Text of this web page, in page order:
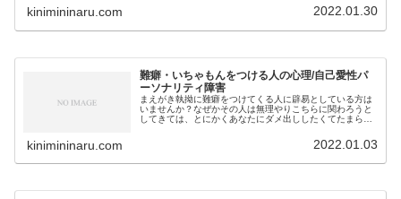
kinimininaru.com 2022.01.30
難癖・いちゃもんをつける人の心理/自己愛性パ
ーソナリティ障害
まえがき執拗に難癖をつけてくる人に辟易としている方は
いませんか？なぜかその人は無理やりこちらに関わろうと
してきては、とにかくあなたにダメ出ししたくてたまらな
kinimininaru.com 2022.01.03